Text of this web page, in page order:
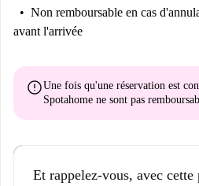
Non remboursable en cas
avant l'arrivée
errorUne fois qu'une réservation est
Spotahome ne sont pas
Et rappelez-vous, avec